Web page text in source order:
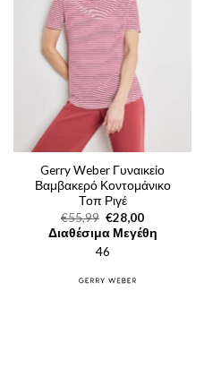
Gerry Weber Γυναικείο
Βαμβακερό Κοντομάνικο
Τοπ Ριγέ
€55,99 Original
price
was:
€55,99.
€28,00Η
τρέχουσα
τιμή
Διαθέσιμα Μεγέθη
46